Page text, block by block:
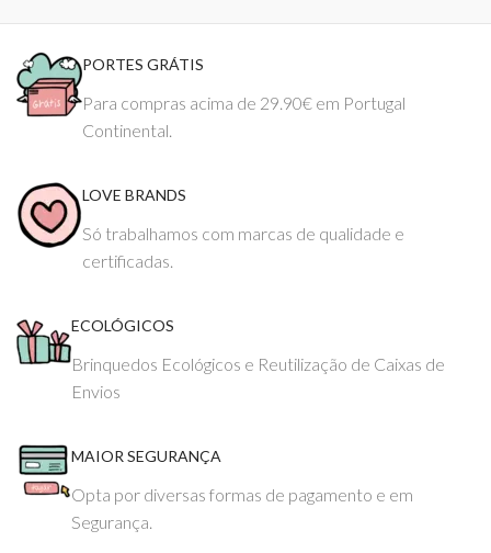
PORTES GRÁTIS
Para compras acima de 29.90€ em Portugal
Continental.
LOVE BRANDS
Só trabalhamos com marcas de qualidade e
certificadas.
ECOLÓGICOS
Brinquedos Ecológicos e Reutilização de Caixas de
Envios
MAIOR SEGURANÇA
Opta por diversas formas de pagamento e em
Segurança.